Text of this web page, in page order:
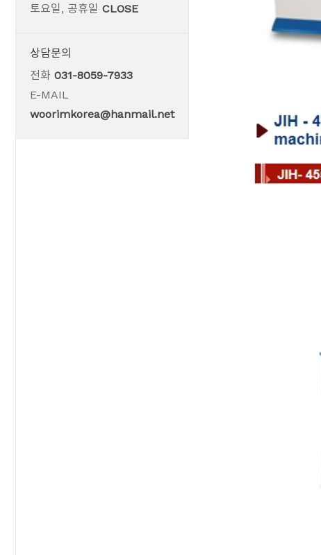
토요일, 공휴일 CLOSE
상담문의
전화 031-8059-7933
E-MAIL
woorimkorea@hanmail.net